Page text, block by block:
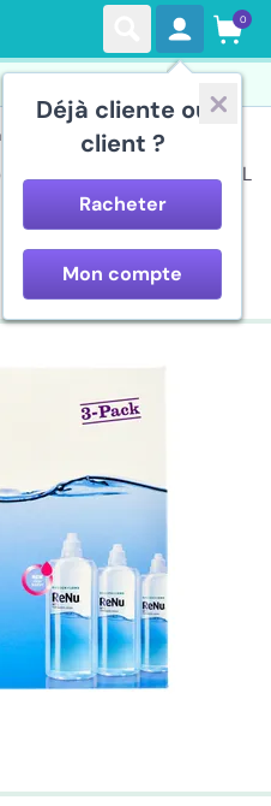
Déjà cliente ou
client ?
Racheter
Mon compte
0
Solution Multifonctions 3x240 mL
3x240 mL